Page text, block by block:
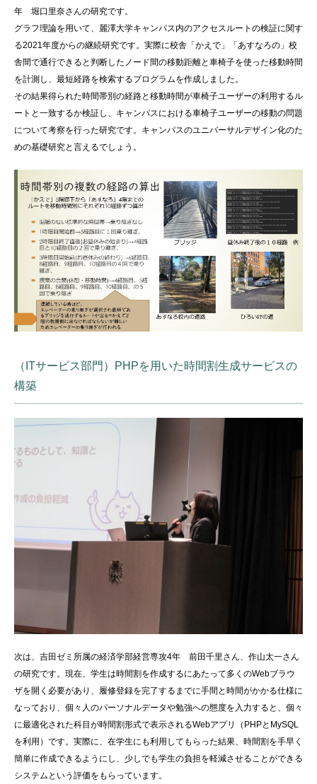
年 堀口里奈さんの研究です。
グラフ理論を用いて、麗澤大学キャンパス内のアクセスルートの検証に関す
る2021年度からの継続研究です。実際に校舎「かえで」「あすなろの」校
舎間で通行できると判断したノード間の移動距離と車椅子を使った移動時間
を計測し、最短経路を検索するプログラムを作成しました。
その結果得られた時間帯別の経路と移動時間が車椅子ユーザーの利用するル
ートと一致するか検証し、キャンパスにおける車椅子ユーザーの移動の問題
について考察を行った研究です。キャンパスのユニバーサルデザイン化のた
めの基礎研究と言えるでしょう。
（ITサービス部門）PHPを用いた時間割生成サービスの
構築
次は、吉田ゼミ所属の経済学部経営専攻4年 前田千里さん、作山太一さん
の研究です。現在、学生は時間割を作成するにあたって多くのWebブラウ
ザを開く必要があり、履修登録を完了するまでに手間と時間がかかる仕様に
なっており、個々人のパーソナルデータや勉強への態度を入力すると、個々
に最適化された科目が時間割形式で表示されるWebアプリ（PHPとMySQL
を利用）です。実際に、在学生にも利用してもらった結果、時間割を手早く
簡単に作成できるようにし、少しでも学生の負担を軽減させることができる
システムという評価をもらっています。